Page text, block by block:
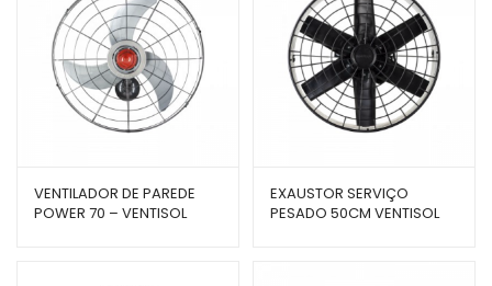
VENTILADOR DE PAREDE
POWER 70 – VENTISOL
EXAUSTOR SERVIÇO
PESADO 50CM VENTISOL